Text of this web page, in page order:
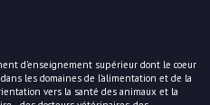
d’enseignement supérieur dont le coeur
les domaines de l’alimentation et de la
vers la santé des animaux et la